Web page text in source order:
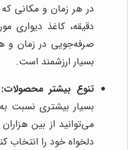
در هر زمان و مکانی
دقیقه، کاغذ دیواری
صرفه‌جویی در زمان و
بسیار ارزشمند است.
تنوع بیشتر محصولات:
بسیار بیشتری نسبت
می‌توانید از بین
دلخواه خود را انتخاب